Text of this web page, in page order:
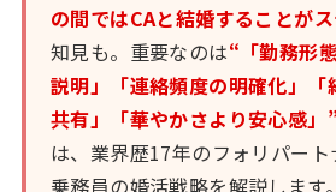
の間ではCAと結婚することが
知見も。重要なのは“「勤務形
説明」「連絡頻度の明確化」「
共有」「華やかさより安心感」
は、業界歴17年のフォリパート
乗務員の婚活戦略を解説します。